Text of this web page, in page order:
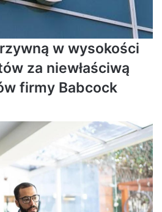
w wysokości
za niewłaściwą
firmy Babcock